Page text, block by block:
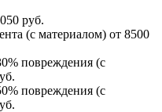
руб.
(с материалом) от 8500
повреждения (с
повреждения (с